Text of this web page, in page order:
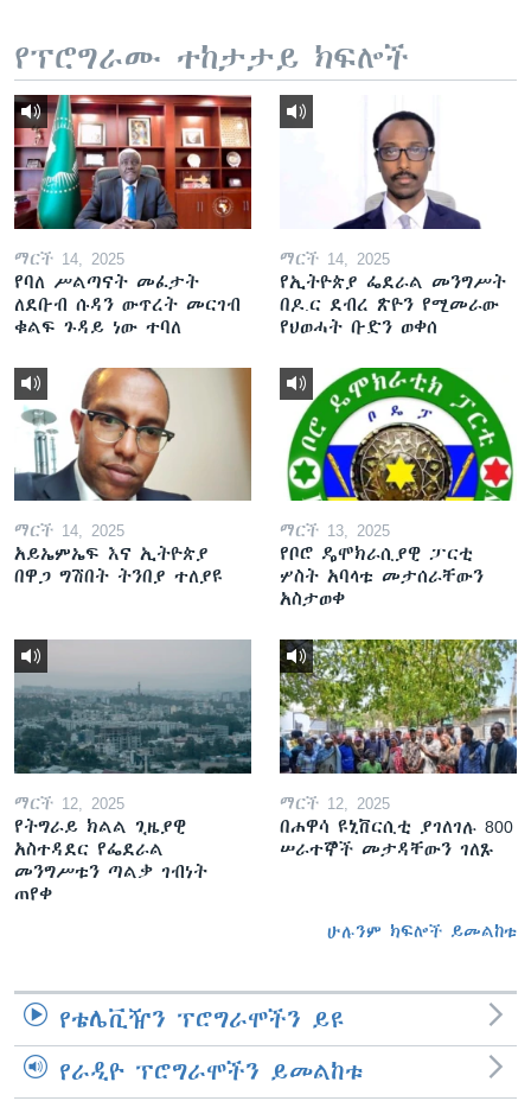
የፕሮግራሙ ተከታታይ ክፍሎች
ማርች 14, 2025
የባለ ሥልጣናት መፈታት
ለደቡብ ሱዳን ውጥረት መርገብ
ቁልፍ ጉዳይ ነው ተባለ
ማርች 14, 2025
የኢትዮጵያ ፌደራል መንግሥት
በዶ.ር ደብረ ጽዮን የሚመራው
የህወሓት ቡድን ወቀሰ
ማርች 14, 2025
አይኤምኤፍ እና ኢትዮጵያ
በዋጋ ግሽበት ትንበያ ተለያዩ
ማርች 13, 2025
የቦሮ ዴሞክራሲያዊ ፓርቲ
ሦስት አባላቱ መታሰራቸውን
አስታወቀ
ማርች 12, 2025
የትግራይ ክልል ጊዜያዊ
አስተዳደር የፌደራል
መንግሥቱን ጣልቃ ገብነት
ጠየቀ
ማርች 12, 2025
በሐዋሳ ዩኒቨርሲቲ ያገለገሉ 800
ሠራተኞች መታዳቸውን ገለጹ
ሁሉንም ክፍሎች ይመልከቱ
የቴሌቪዥን ፕሮግራሞችን ይዩ
የራዲዮ ፕሮግራሞችን ይመልከቱ